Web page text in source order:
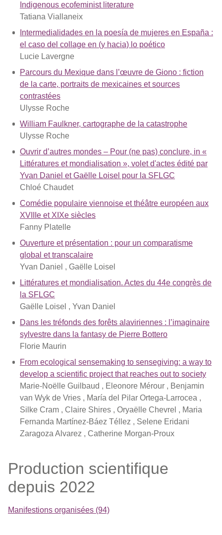
Indigenous ecofeminist literature
Tatiana Viallaneix
Intermedialidades en la poesía de mujeres en España :
el caso del collage en (y hacia) lo poético
Lucie Lavergne
Parcours du Mexique dans l’œuvre de Giono : fiction
de la carte, portraits de mexicaines et sources
contrastées
Ulysse Roche
William Faulkner, cartographe de la catastrophe
Ulysse Roche
Ouvrir d’autres mondes – Pour (ne pas) conclure, in «
Littératures et mondialisation », volet d'actes édité par
Yvan Daniel et Gaëlle Loisel pour la SFLGC
Chloé Chaudet
Comédie populaire viennoise et théâtre européen aux
XVIIIe et XIXe siècles
Fanny Platelle
Ouverture et présentation : pour un comparatisme
global et transcalaire
Yvan Daniel , Gaëlle Loisel
Littératures et mondialisation. Actes du 44e congrès de
la SFLGC
Gaëlle Loisel , Yvan Daniel
Dans les tréfonds des forêts alaviriennes : l’imaginaire
sylvestre dans la fantasy de Pierre Bottero
Florie Maurin
From ecological sensemaking to sensegiving: a way to
develop a scientific project that reaches out to society
Marie-Noëlle Guilbaud , Eleonore Mérour , Benjamin
van Wyk de Vries , María del Pilar Ortega-Larrocea ,
Silke Cram , Claire Shires , Oryaëlle Chevrel , Maria
Fernanda Martínez-Báez Téllez , Selene Eridani
Zaragoza Alvarez , Catherine Morgan-Proux
Production scientifique
depuis 2022
Manifestions organisées (94)